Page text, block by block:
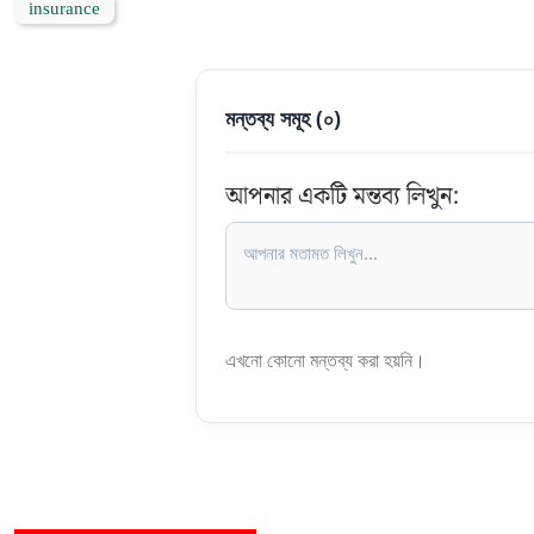
insurance
মন্তব্য সমূহ (০)
আপনার একটি মন্তব্য লিখুন:
এখনো কোনো মন্তব্য করা হয়নি।